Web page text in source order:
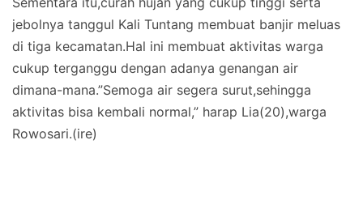
jebolnya tanggul Kali Tuntang membuat banjir meluas
di tiga kecamatan.Hal ini membuat aktivitas warga
cukup terganggu dengan adanya genangan air
dimana-mana.”Semoga air segera surut,sehingga
aktivitas bisa kembali normal,” harap Lia(20),warga
Rowosari.(ire)